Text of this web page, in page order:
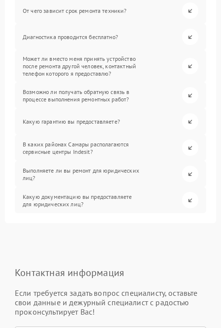
От чего зависит срок ремонта техники?
Диагностика проводится бесплатно?
Может ли вместо меня принять устройство
после ремонта другой человек, контактный
телефон которого я предоставлю?
Возможно ли получать обратную связь в
процессе выполнения ремонтных работ?
Какую гарантию вы предоставляете?
В каких районах Самары располагаются
сервисные центры Indesit?
Выполняете ли вы ремонт для юридических
лиц?
Какую документацию вы предоставляете
для юридических лиц?
Контактная информация
Если требуется задать вопрос специалисту, оставьте
свои данные и дежурный специалист с радостью
проконсультирует Вас!